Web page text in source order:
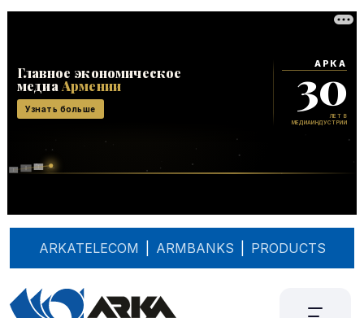
ARKATELECOM ARMBANKS PRODUCTS